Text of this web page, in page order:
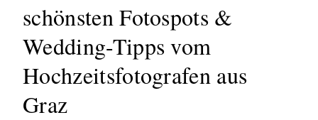
schönsten Fotospots &
Wedding-Tipps vom
Hochzeitsfotografen aus
Graz